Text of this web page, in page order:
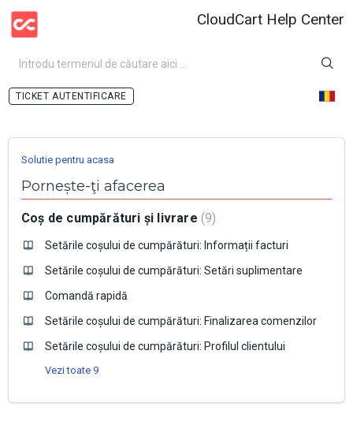
CloudCart Help Center
AUTENTIFICARE
Solutie pentru acasa
Pornește-ţi afacerea
Coș de cumpărături și livrare 9
Setările coșului de cumpărături: Informații facturi
Setările coșului de cumpărături: Setări suplimentare
Comandă rapidă
Setările coșului de cumpărături: Finalizarea comenzilor
Setările coșului de cumpărături: Profilul clientului
Vezi toate 9